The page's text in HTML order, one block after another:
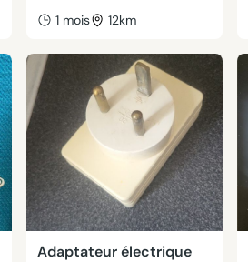
1 mois 12km
Adaptateur électrique